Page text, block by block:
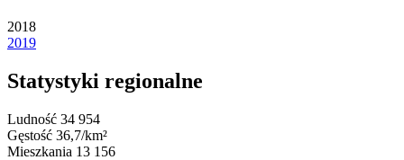
2018
2019
Statystyki regionalne
Ludność 34 954
Gęstość 36,7/km²
Mieszkania 13 156